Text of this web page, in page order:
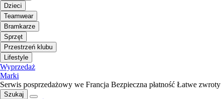
Dzieci
Teamwear
Bramkarze
Sprzęt
Przestrzeń klubu
Lifestyle
Wyprzedaż
Marki
Serwis posprzedażowy we Francja Bezpieczna płatność Łatwe zwroty
Szukaj